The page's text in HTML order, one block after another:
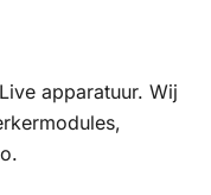
apparatuur. Wij